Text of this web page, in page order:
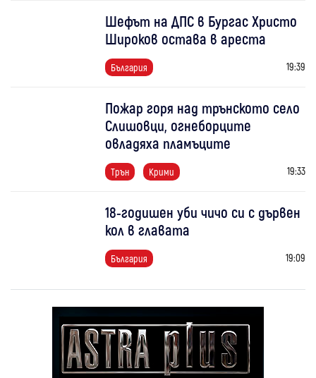
Шефът на ДПС в Бургас Христо
Широков остава в ареста
България 19:39
Пожар горя над трънското село
Слишовци, огнеборците
овладяха пламъците
Трън Крими 19:33
18-годишен уби чичо си с дървен
кол в главата
България 19:09